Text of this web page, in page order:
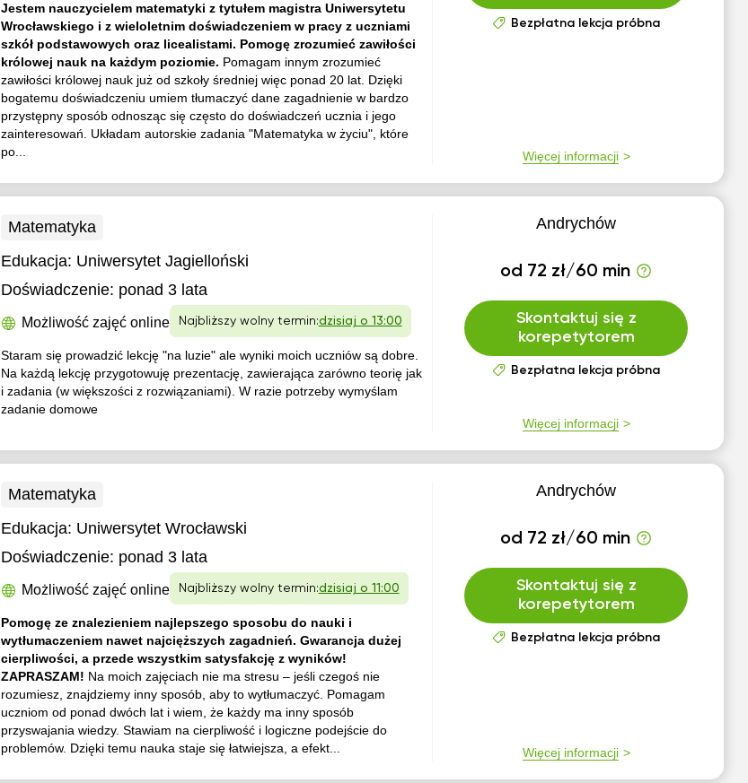
Jestem nauczycielem matematyki z tytułem magistra Uniwersytetu
Wrocławskiego i z wieloletnim doświadczeniem w pracy z uczniami
szkół podstawowych oraz licealistami. Pomogę zrozumieć zawiłości
królowej nauk na każdym poziomie. Pomagam innym zrozumieć
zawiłości królowej nauk już od szkoły średniej więc ponad 20 lat. Dzięki
bogatemu doświadczeniu umiem tłumaczyć dane zagadnienie w bardzo
przystępny sposób odnosząc się często do doświadczeń ucznia i jego
zainteresowań. Układam autorskie zadania "Matematyka w życiu", które
po...
Bezpłatna lekcja próbna
Więcej informacji
Matematyka
Edukacja: Uniwersytet Jagielloński
Doświadczenie: ponad 3 lata
Możliwość zajęć online Najbliższy wolny termin:dzisiaj o 13:00
Staram się prowadzić lekcję "na luzie" ale wyniki moich uczniów są dobre.
Na każdą lekcję przygotowuję prezentację, zawierająca zarówno teorię jak
i zadania (w większości z rozwiązaniami). W razie potrzeby wymyślam
zadanie domowe
Andrychów
od 72 zł/60 min
Skontaktuj się z
korepetytorem
Bezpłatna lekcja próbna
Więcej informacji
Matematyka
Edukacja: Uniwersytet Wrocławski
Doświadczenie: ponad 3 lata
Możliwość zajęć online Najbliższy wolny termin:dzisiaj o 11:00
Pomogę ze znalezieniem najlepszego sposobu do nauki i
wytłumaczeniem nawet najcięższych zagadnień. Gwarancja dużej
cierpliwości, a przede wszystkim satysfakcję z wyników!
ZAPRASZAM! Na moich zajęciach nie ma stresu – jeśli czegoś nie
rozumiesz, znajdziemy inny sposób, aby to wytłumaczyć. Pomagam
uczniom od ponad dwóch lat i wiem, że każdy ma inny sposób
przyswajania wiedzy. Stawiam na cierpliwość i logiczne podejście do
problemów. Dzięki temu nauka staje się łatwiejsza, a efekt...
Andrychów
od 72 zł/60 min
Skontaktuj się z
korepetytorem
Bezpłatna lekcja próbna
Więcej informacji